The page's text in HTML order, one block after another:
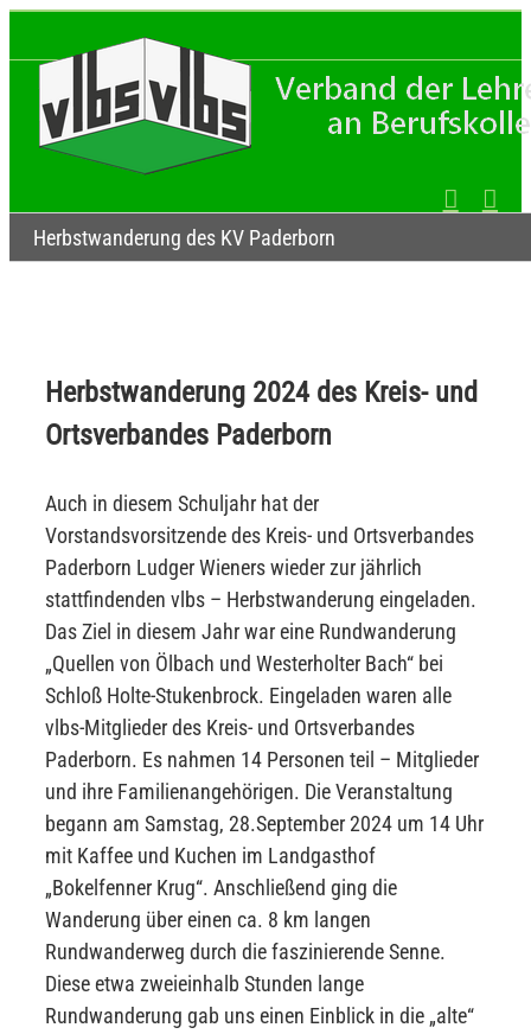
Inhalt
Herbstwanderung des KV Paderborn
Herbstwanderung 2024 des Kreis- und
Ortsverbandes Paderborn
Auch in diesem Schuljahr hat der
Vorstandsvorsitzende des Kreis- und Ortsverbandes
Paderborn Ludger Wieners wieder zur jährlich
stattfindenden vlbs – Herbstwanderung eingeladen.
Das Ziel in diesem Jahr war eine Rundwanderung
„Quellen von Ölbach und Westerholter Bach“ bei
Schloß Holte-Stukenbrock. Eingeladen waren alle
vlbs-Mitglieder des Kreis- und Ortsverbandes
Paderborn. Es nahmen 14 Personen teil – Mitglieder
und ihre Familienangehörigen. Die Veranstaltung
begann am Samstag, 28.September 2024 um 14 Uhr
mit Kaffee und Kuchen im Landgasthof
„Bokelfenner Krug“. Anschließend ging die
Wanderung über einen ca. 8 km langen
Rundwanderweg durch die faszinierende Senne.
Diese etwa zweieinhalb Stunden lange
Rundwanderung gab uns einen Einblick in die „alte“